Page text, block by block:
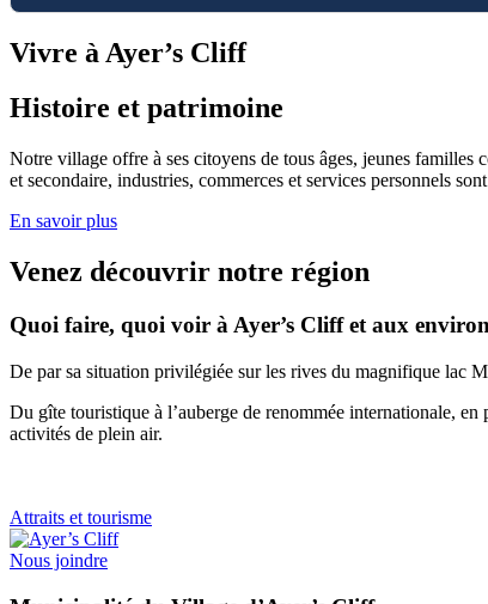
Vivre à Ayer’s Cliff
Histoire et patrimoine
Notre village offre à ses citoyens de tous âges, jeunes familles
et secondaire, industries, commerces et services personnels
En savoir plus
Venez découvrir notre région
Quoi faire, quoi voir à Ayer’s Cliff et aux
De par sa situation privilégiée sur les rives du magnifique lac
Du gîte touristique à l’auberge de renommée internationale,
activités de plein air.
Attraits et tourisme
Nous joindre